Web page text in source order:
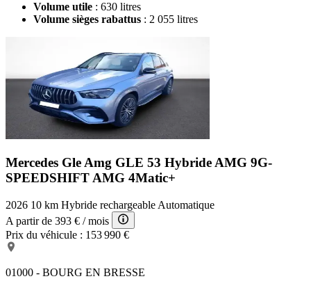
Volume utile : 630 litres
Volume sièges rabattus : 2 055 litres
Mercedes Gle Amg GLE 53 Hybride AMG 9G-
SPEEDSHIFT AMG 4Matic+
2026 10 km Hybride rechargeable Automatique
A partir de 393 € / mois
Prix du véhicule : 153 990 €
01000 - BOURG EN BRESSE